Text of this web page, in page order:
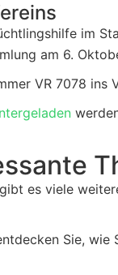
im
am 6.
VR 7078
es viele
Sie, wie